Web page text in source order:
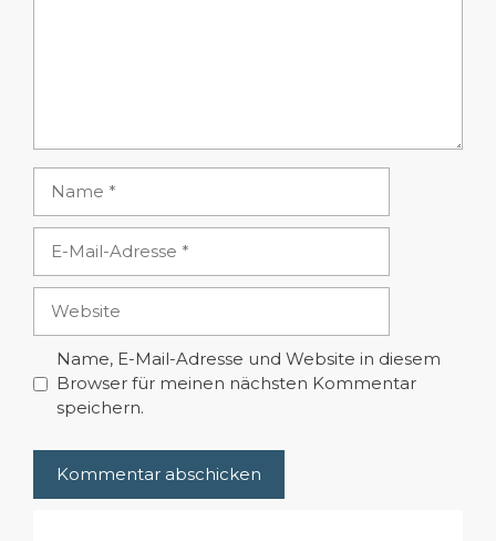
Mail-
Adresse
Name, E-Mail-Adresse und Website in diesem
Browser für meinen nächsten Kommentar
speichern.